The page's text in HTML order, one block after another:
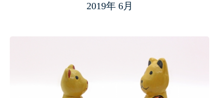
2019年 6月